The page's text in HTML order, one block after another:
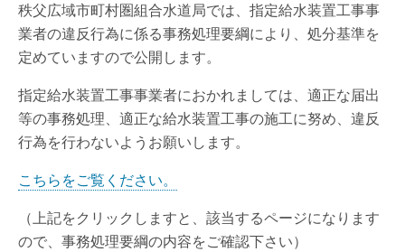
秩父広域市町村圏組合水道局では、指定給水装置工事事
業者の違反行為に係る事務処理要綱により、処分基準を
定めていますので公開します。
指定給水装置工事事業者におかれましては、適正な届出
等の事務処理、適正な給水装置工事の施工に努め、違反
行為を行わないようお願いします。
こちらをご覧ください。
（上記をクリックしますと、該当するページになります
ので、事務処理要綱の内容をご確認下さい）